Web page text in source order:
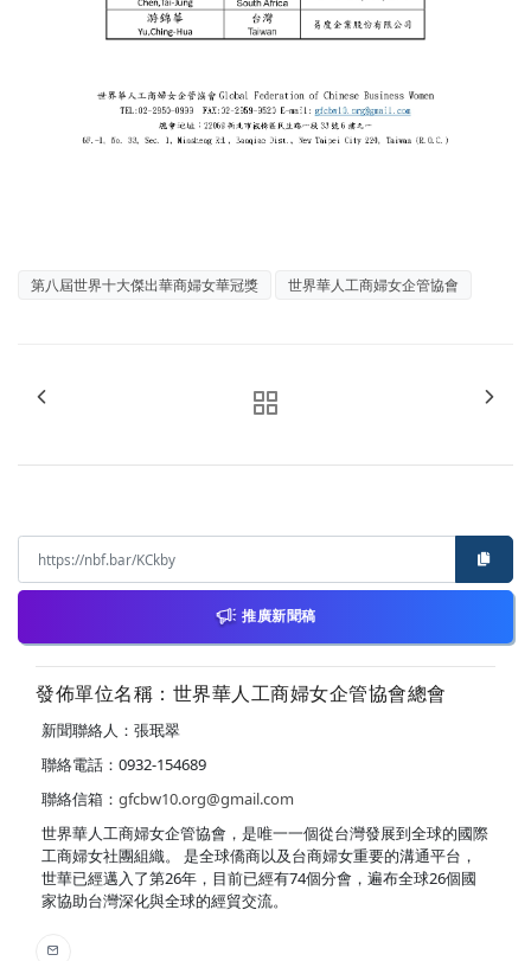
第八屆世界十大傑出華商婦女華冠獎 世界華人工商婦女企管協會
推廣新聞稿
發佈單位名稱：世界華人工商婦女企管協會總會
新聞聯絡人：張珉翠
聯絡電話：0932-154689
聯絡信箱： gfcbw10.org@gmail.com
世界華人工商婦女企管協會，是唯一一個從台灣發展到全球的國際
工商婦女社團組織。 是全球僑商以及台商婦女重要的溝通平台，
世華已經邁入了第26年，目前已經有74個分會，遍布全球26個國
家協助台灣深化與全球的經貿交流。